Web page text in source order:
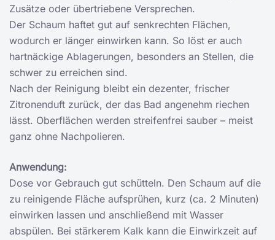
Zusätze oder übertriebene Versprechen.
Der Schaum haftet gut auf senkrechten Flächen,
wodurch er länger einwirken kann. So löst er auch
hartnäckige Ablagerungen, besonders an Stellen, die
schwer zu erreichen sind.
Nach der Reinigung bleibt ein dezenter, frischer
Zitronenduft zurück, der das Bad angenehm riechen
lässt. Oberflächen werden streifenfrei sauber – meist
ganz ohne Nachpolieren.
Anwendung:
Dose vor Gebrauch gut schütteln. Den Schaum auf die
zu reinigende Fläche aufsprühen, kurz (ca. 2 Minuten)
einwirken lassen und anschließend mit Wasser
abspülen. Bei stärkerem Kalk kann die Einwirkzeit auf